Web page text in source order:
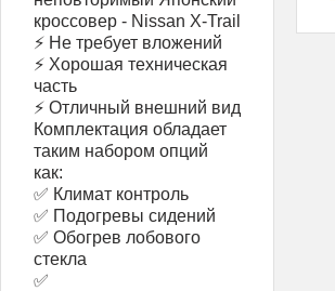
кроссовер - Nissan X-Trail
⚡ Не требует вложений
⚡ Хорошая техническая
часть
⚡ Отличный внешний вид
Комплектация обладает
таким набором опций
как:
✅ Климат контроль
✅ Подогревы сидений
✅ Обогрев лобового
стекла
✅